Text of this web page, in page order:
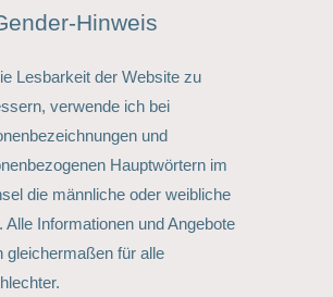
Hinweis
Lesbarkeit der Website zu
verwende ich bei
und
Hauptwörtern im
die männliche oder weibliche
Alle Informationen und Angebote
gleichermaßen für alle